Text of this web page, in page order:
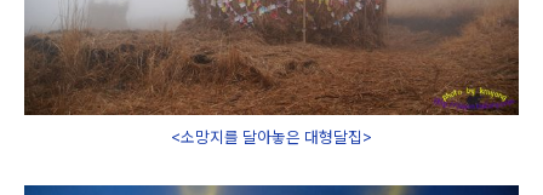
<소망지를 달아놓은 대형달집>